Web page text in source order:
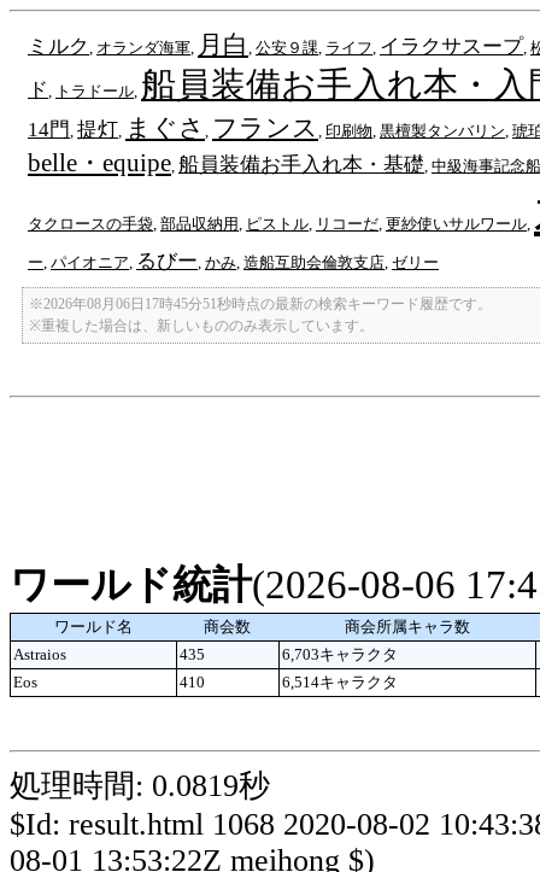
ミルク オランダ海軍 月白 公安９課 ライフ イラクサスープ
ド トラドール 船員装備お手入れ本・入
14門 提灯 まぐさ フランス 印刷物 黒檀製タンバリン 琥
belle・equipe 船員装備お手入れ本・基礎 中級海事記念
タクロースの手袋 部品収納用 ピストル リコーだ 更紗使いサルワール
ー パイオニア るびー かみ 造船互助会倫敦支店 ゼリー
※2026年08月06日17時45分51秒時点の最新の検索キーワード履歴です。
※重複した場合は、新しいもののみ表示しています。
ワールド統計(2026-08-06
ワールド名 商会数
商会所属キャラ数
Astraios
435 6,703キャラクタ
Eos
410 6,514キャラクタ
処理時間: 0.0819秒
$Id: result.html 1068 2020-08-02
08-01 13:53:22Z meihong $)